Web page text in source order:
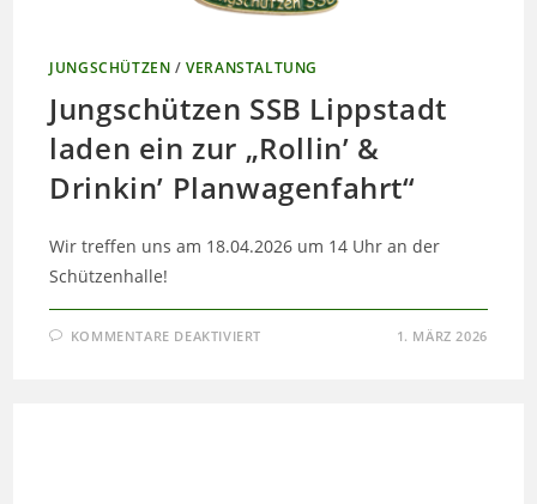
JUNGSCHÜTZEN /VERANSTALTUNG
Jungschützen SSB Lippstadt
laden ein zur „Rollin’ &
Drinkin’ Planwagenfahrt“
Wir treffen uns am 18.04.2026 um 14 Uhr an der
Schützenhalle!
KOMMENTARE DEAKTIVIERT 1. MÄRZ 2026